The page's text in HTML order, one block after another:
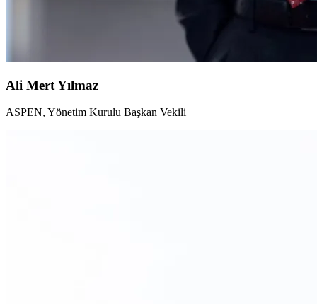
Ali Mert Yılmaz
ASPEN, Yönetim Kurulu Başkan Vekili